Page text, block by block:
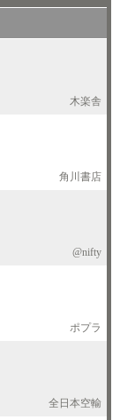
木楽舎
角川書店
@nifty
ポプラ
全日本空輸